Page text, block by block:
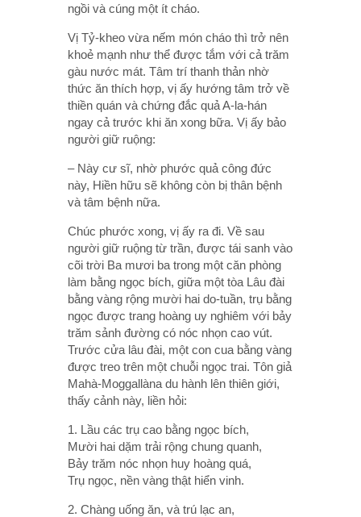
ngồi và cúng một ít cháo.
Vị Tỷ-kheo vừa nếm món cháo thì trở nên
khoẻ mạnh như thể được tắm với cả trăm
gàu nước mát. Tâm trí thanh thản nhờ
thức ăn thích hợp, vị ấy hướng tâm trở về
thiền quán và chứng đắc quả A-la-hán
ngay cả trước khi ăn xong bữa. Vị ấy bảo
người giữ ruộng:
– Này cư sĩ, nhờ phước quả công đức
này, Hiền hữu sẽ không còn bị thân bệnh
và tâm bệnh nữa.
Chúc phước xong, vị ấy ra đi. Về sau
người giữ ruộng từ trần, được tái sanh vào
cõi trời Ba mươi ba trong một căn phòng
làm bằng ngọc bích, giữa một tòa Lâu đài
bằng vàng rộng mười hai do-tuần, trụ bằng
ngọc được trang hoàng uy nghiêm với bảy
trăm sảnh đường có nóc nhọn cao vút.
Trước cửa lâu đài, một con cua bằng vàng
được treo trên một chuỗi ngọc trai. Tôn giả
Mahà-Moggallàna du hành lên thiên giới,
thấy cảnh này, liền hỏi:
1. Lầu các trụ cao bằng ngọc bích,
Mười hai dặm trải rộng chung quanh,
Bảy trăm nóc nhọn huy hoàng quá,
Trụ ngọc, nền vàng thật hiển vinh.
2. Chàng uống ăn, và trú lạc an,